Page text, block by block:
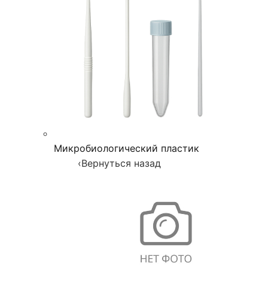
Микробиологический пластик
‹Вернуться назад